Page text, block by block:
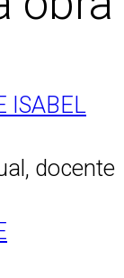
ISABEL
docente